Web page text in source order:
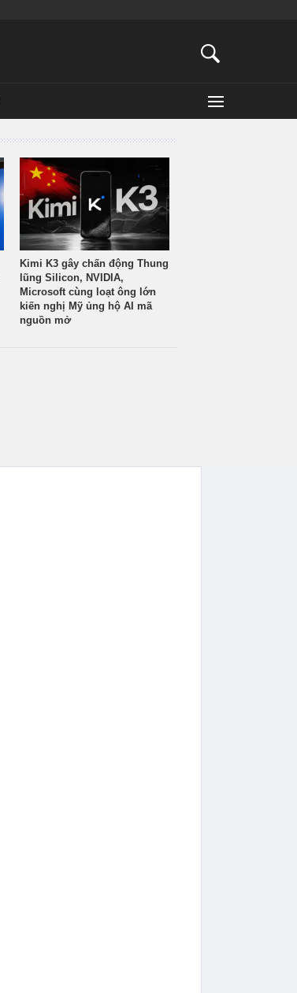
Kimi K3 gây chấn động Thung
lũng Silicon, NVIDIA,
Microsoft cùng loạt ông lớn
kiến nghị Mỹ ủng hộ AI mã
nguồn mở